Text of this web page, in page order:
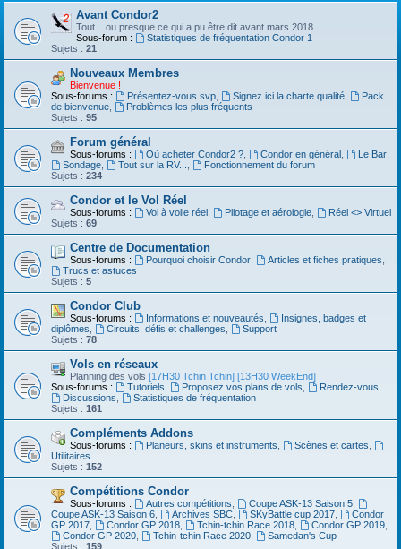
Avant Condor2
Tout... ou presque ce qui a pu être dit avant mars 2018
Sous-forum :
Statistiques de fréquentation Condor 1
Sujets : 21
Nouveaux Membres
Bienvenue !
Sous-forums :
Présentez-vous svp, Signez ici la charte qualité,
Pack
de bienvenue
Problèmes les plus fréquents
Sujets : 95
Forum général
Sous-forums : Où acheter Condor2 ?, Condor en général, Le Bar,
Sondage, Tout sur la RV...
Fonctionnement du forum
Sujets : 234
Condor et le Vol Réel
Sous-forums : Vol à voile réel, Pilotage et aérologie,
Réel <> Virtuel
Sujets : 69
Centre de Documentation
Sous-forums : Pourquoi choisir Condor, Articles et fiches pratiques
Trucs et astuces
Sujets : 5
Condor Club
Sous-forums : Informations et nouveautés
Insignes, badges et
diplômes
Circuits, défis et challenges
Support
Sujets : 78
Vols en réseaux
Planning des vols [17H30 Tchin Tchin] [13H30 WeekEnd]
Sous-forums :
Tutoriels Proposez vos plans de vols Rendez-vous
Discussions
Statistiques de fréquentation
Sujets : 161
Compléments Addons
Sous-forums : Planeurs, skins et instruments Scènes et cartes
Utilitaires
Sujets : 152
Compétitions Condor
Sous-forums : Autres compétitions Coupe ASK-13 Saison 5,
Coupe ASK-13 Saison 6
Archives SBC, SKyBattle cup 2017,
Condor
GP 2017
Condor GP 2018, Tchin-tchin Race 2018, Condor GP 2019,
Condor GP 2020, Tchin-tchin Race 2020,
Samedan's Cup
Sujets : 159